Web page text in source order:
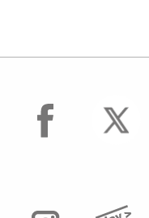
facebook